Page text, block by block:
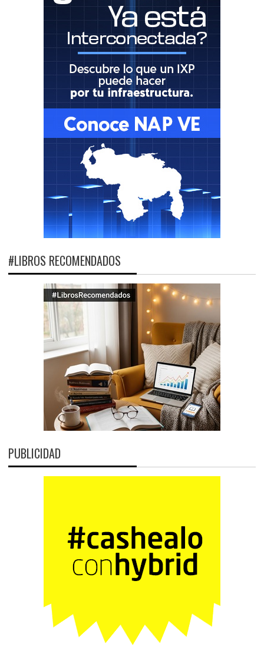
#LIBROS RECOMENDADOS
PUBLICIDAD